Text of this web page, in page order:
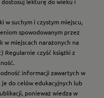
w suchym i czystym miejscu,
spowodowanym przez
w miejscach narażonych na
czyść książki z
informacji zawartych w
do celów edukacyjnych lub
ponieważ wiedza w